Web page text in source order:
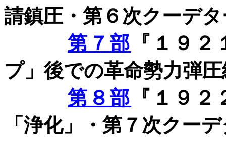
請鎮圧・第６次クーデ
第７部 『１９
プ」後での革命勢力弾
第８部 『１９
「浄化」・第７次クー